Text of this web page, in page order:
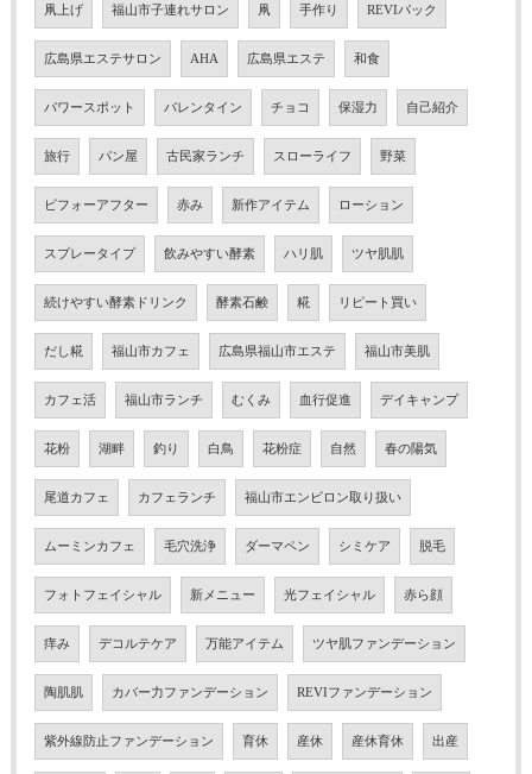
凧上げ 福山市子連れサロン 凧 手作り REVIパック
広島県エステサロン AHA 広島県エステ 和食
パワースポット バレンタイン チョコ 保湿力 自己紹介
旅行 パン屋 古民家ランチ スローライフ 野菜
ビフォーアフター 赤み 新作アイテム ローション
スプレータイプ 飲みやすい酵素 ハリ肌 ツヤ肌肌
続けやすい酵素ドリンク 酵素石鹸 糀 リピート買い
だし糀 福山市カフェ 広島県福山市エステ 福山市美肌
カフェ活 福山市ランチ むくみ 血行促進 デイキャンプ
花粉 湖畔 釣り 白鳥 花粉症 自然 春の陽気
尾道カフェ カフェランチ 福山市エンビロン取り扱い
ムーミンカフェ 毛穴洗浄 ダーマペン シミケア 脱毛
フォトフェイシャル 新メニュー 光フェイシャル 赤ら顔
痒み デコルテケア 万能アイテム ツヤ肌ファンデーション
陶肌肌 カバー力ファンデーション REVIファンデーション
紫外線防止ファンデーション 育休 産休 産休育休 出産